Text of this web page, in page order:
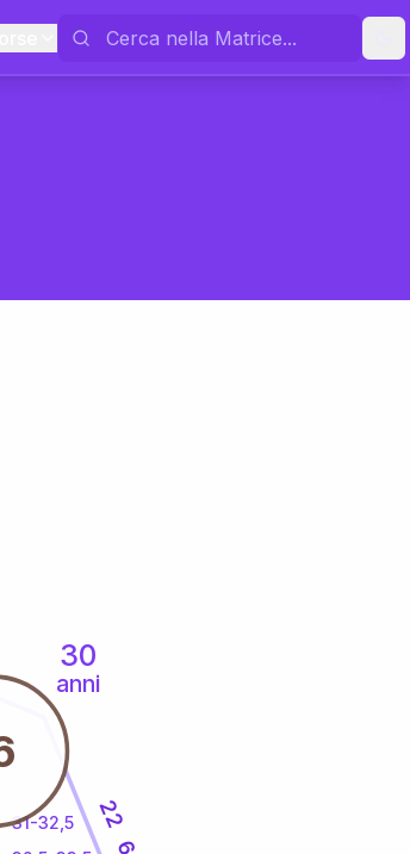
30
anni
31-32,5
22
6